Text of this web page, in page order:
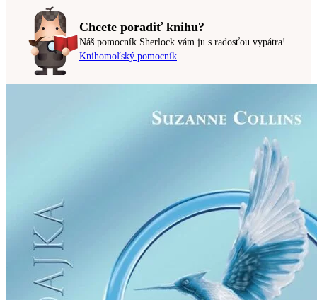
Chcete poradiť knihu?
Náš pomocník Sherlock vám ju s radosťou vypátra!
Knihomoľský pomocník